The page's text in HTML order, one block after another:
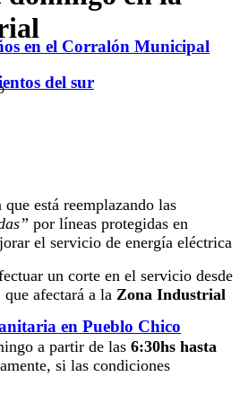
en el Corralón Municipal
del sur
en Pueblo Chico
está reemplazando las
por líneas protegidas en
el servicio de energía eléctrica
un corte en el servicio desde
afectará a la Zona Industrial
a partir de las 6:30hs hasta
si las condiciones